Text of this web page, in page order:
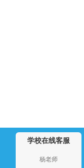
学校在线客服
杨老师